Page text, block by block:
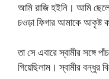
আমি রাজি হইনি। আমি
চওড়া ফিগার আমাকে আকৃষ্ট
তা সে এবারে স্বামীর সঙ্গে
গিয়েছিলাম। স্বামীর বন্ধুর